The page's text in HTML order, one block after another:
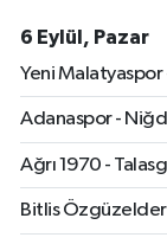
6 Eylül, Pazar
Yeni Malatyaspor
Adanaspor -
Ağrı 1970 -
Bitlis